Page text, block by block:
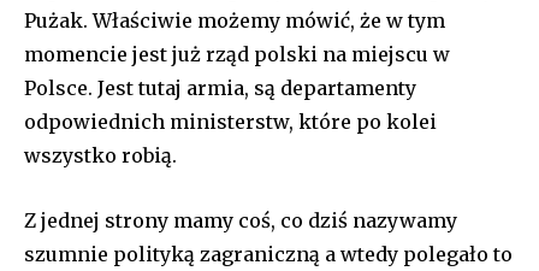
Pużak. Właściwie możemy mówić, że w tym
momencie jest już rząd polski na miejscu w
Polsce. Jest tutaj armia, są departamenty
odpowiednich ministerstw, które po kolei
wszystko robią.
Z jednej strony mamy coś, co dziś nazywamy
szumnie polityką zagraniczną a wtedy polegało to